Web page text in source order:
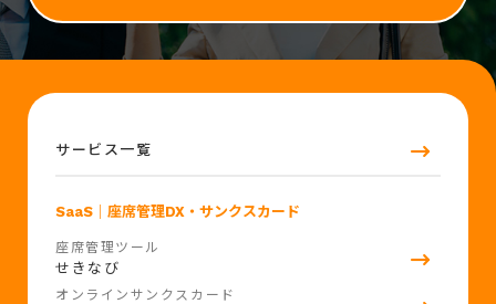
サービス一覧
SaaS ｜座席管理DX・サンクスカード
座席管理ツール
せきなび
オンラインサンクスカード